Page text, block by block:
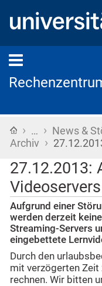
Startseite
› … › News &
Archiv ›
27.12.2013:
Videoservers
Aufgrund einer
werden derzeit
Streaming-Servers
eingebettete
Durch den
mit verzögerten Zeit
rechnen. Wir bitten